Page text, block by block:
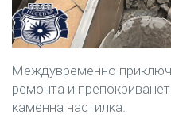
Междувременно
ремонта и
каменна настилка.